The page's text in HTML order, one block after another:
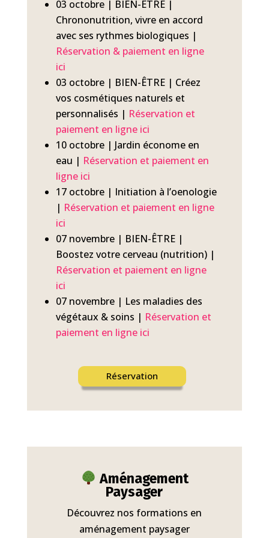
03 octobre | BIEN-ÊTRE |
Chrononutrition, vivre en accord
avec ses rythmes biologiques |
Réservation & paiement en ligne
ici
03 octobre | BIEN-ÊTRE | Créez
vos cosmétiques naturels et
personnalisés | Réservation et
paiement en ligne ici
10 octobre | Jardin économe en
eau | Réservation et paiement en
ligne ici
17 octobre | Initiation à l’oenologie
| Réservation et paiement en ligne
ici
07 novembre | BIEN-ÊTRE |
Boostez votre cerveau (nutrition) |
Réservation et paiement en ligne
ici
07 novembre | Les maladies des
végétaux & soins | Réservation et
paiement en ligne ici
Réservation
Aménagement
Paysager
Découvrez nos formations en
aménagement paysager